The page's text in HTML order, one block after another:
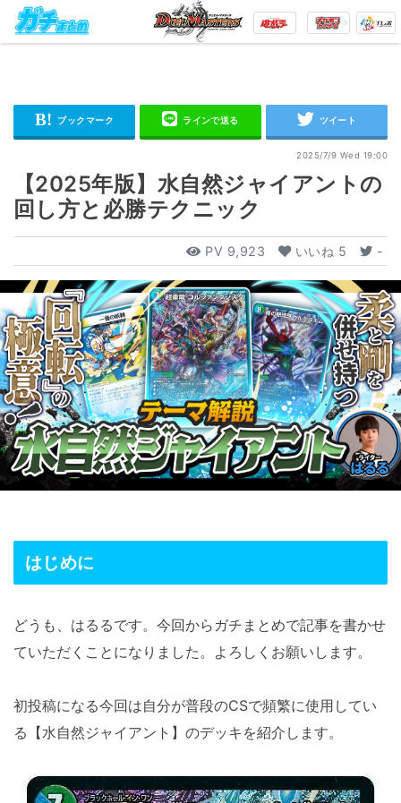
2025/7/9 Wed 19:00
【2025年版】水自然ジャイアントの
回し方と必勝テクニック
PV 9,923 いいね 5 -
はじめに
どうも、はるるです。今回からガチまとめで記事を書かせ
ていただくことになりました。よろしくお願いします。
初投稿になる今回は自分が普段のCSで頻繁に使用してい
る【水自然ジャイアント】のデッキを紹介します。